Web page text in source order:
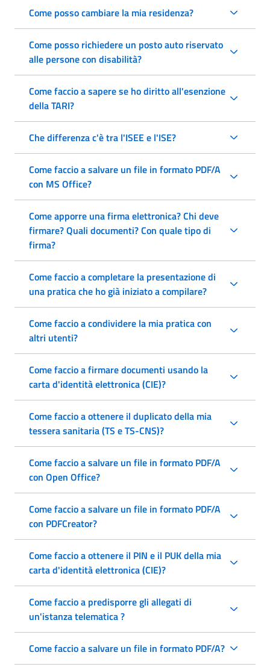
Come posso cambiare la mia residenza?
Come posso richiedere un posto auto riservato
alle persone con disabilità?
Come faccio a sapere se ho diritto all'esenzione
della TARI?
Che differenza c'è tra l'ISEE e l'ISE?
Come faccio a salvare un file in formato PDF/A
con MS Office?
Come apporre una firma elettronica? Chi deve
firmare? Quali documenti? Con quale tipo di
firma?
Come faccio a completare la presentazione di
una pratica che ho già iniziato a compilare?
Come faccio a condividere la mia pratica con
altri utenti?
Come faccio a firmare documenti usando la
carta d'identità elettronica (CIE)?
Come faccio a ottenere il duplicato della mia
tessera sanitaria (TS e TS-CNS)?
Come faccio a salvare un file in formato PDF/A
con Open Office?
Come faccio a salvare un file in formato PDF/A
con PDFCreator?
Come faccio a ottenere il PIN e il PUK della mia
carta d'identità elettronica (CIE)?
Come faccio a predisporre gli allegati di
un'istanza telematica ?
Come faccio a salvare un file in formato PDF/A?